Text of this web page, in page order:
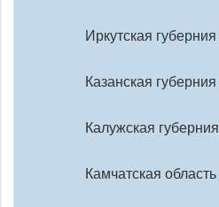
Иркутская губерния
Казанская губерния
Калужская губерния
Камчатская область